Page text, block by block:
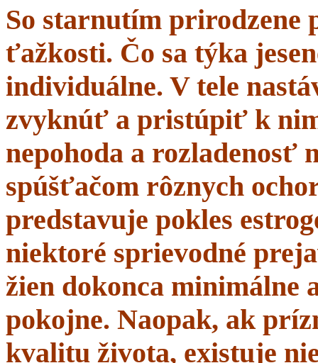
So starnutím prirodzene
ťažkosti. Čo sa týka
individuálne. V tele
zvyknúť a pristúpiť k
nepohoda a
spúšťačom rôznych
predstavuje pokles
niektoré sprievodné
žien dokonca minimálne
pokojne. Naopak, ak
kvalitu života, existuje